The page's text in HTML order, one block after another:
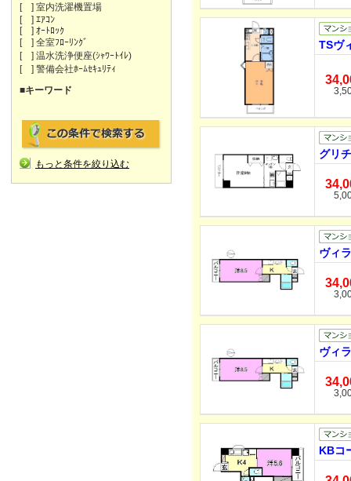
[ ] 室内洗濯機置場
[ ] ｴｱｺﾝ
[ ] ｵｰﾄﾛｯｸ
[ ] 全室ﾌﾛｰﾘﾝｸﾞ
[ ] 温水洗浄便座(ｼｬﾜｰﾄｲﾚ)
[ ] 警備会社ﾎｰﾑｾｷｭﾘﾃｨ
■キーワード
もっと条件を絞り込む
TSヴ
グリ
ヴィ
ヴィ
KBコ